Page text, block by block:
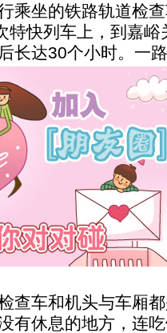
坐的铁路轨道检查
特快列车上，到嘉
长达30个小时。 一
车和机头与车厢都
有休息的地方，连